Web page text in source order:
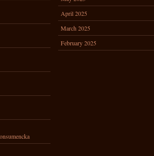
April 2025
March 2025
February 2025